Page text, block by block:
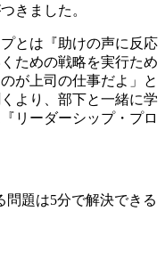
きました。
とは『助けの声に反応
ための戦略を実行ため
が上司の仕事だよ」と
より、部下と一緒に学
リーダーシップ・プロ
問題は5分で解決できる